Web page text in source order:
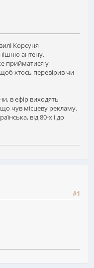
Корсуня
антену.
прийматися у
хтось перевірив чи
в ефір виходять
що чув місцеву рекламу.
від 80-х і до
#1